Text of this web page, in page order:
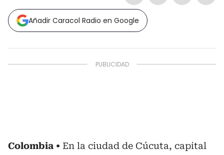
Añadir Caracol Radio en Google
Colombia
En la ciudad de Cúcuta, capital